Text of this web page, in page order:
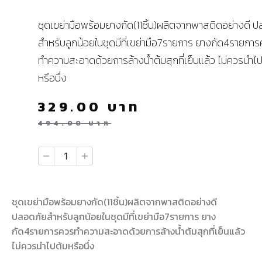
ชุดเขย่ามือพร้อมยางกัด(11ชิ้น)ผลิตจากพาสติดอย่างดี
สำหรับลูกน้อยในชุดมีที่เขย่ามือ7รายการ ยางกัด4รายกา
ทำความสะอาดด้วยการล้างน้ำต้มสุกที่เย็นแล้ว ไม่ควรนำไ
หรือนึ่ง
494.00บาท
329.00 บาท
ชุดเขย่ามือพร้อมยางกัด(11ชิ้น)ผลิตจากพาสติดอย่างดี
ปลอดภัยสำหรับลูกน้อยในชุดมีที่เขย่ามือ7รายการ ยาง
กัด4รายการควรทำความสะอาดด้วยการล้างน้ำต้มสุกที่เย็นแล้ว
ไม่ควรนำไปต้มหรือนึ่ง